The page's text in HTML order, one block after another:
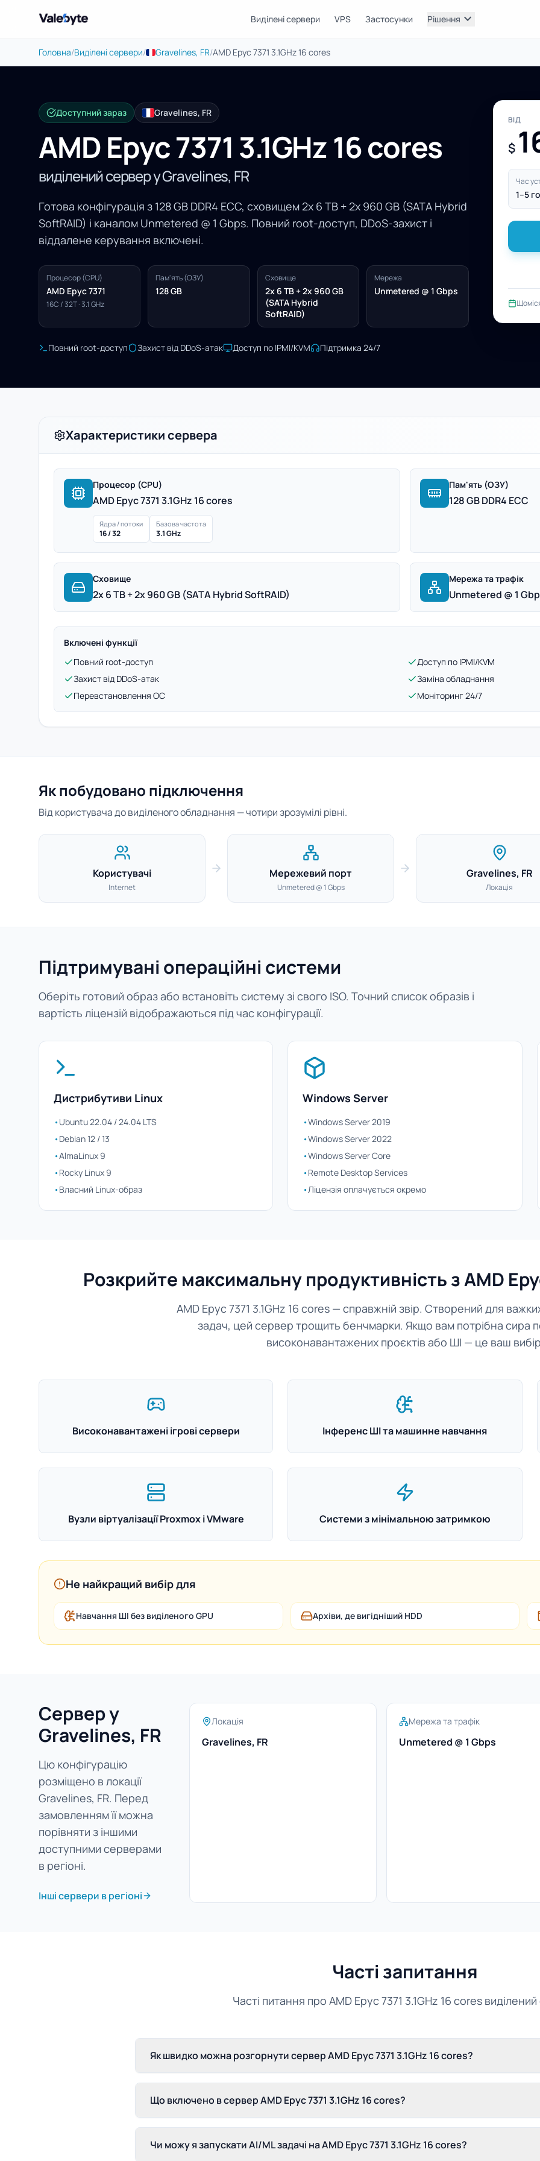
Valebyte Виділені сервери VPS Застосунки Рішення expand_more
Головна/Виділені сервери/ Gravelines, FR/AMD Epyc 7371 3.1GHz 16 cores
Доступний зараз Gravelines, FR
AMD Epyc 7371 3.1GHz 16 cores
виділений сервер у Gravelines, FR
Готова конфігурація з 128 GB DDR4 ECC, сховищем 2x 6 TB + 2x 960 GB (SATA Hybrid
SoftRAID) і каналом Unmetered @ 1 Gbps. Повний root-доступ, DDoS-захист і
віддалене керування включені.
Процесор (CPU)
AMD Epyc 7371
16C / 32T · 3.1 GHz
Пам'ять (ОЗУ)
128 GB
Сховище
2x 6 TB + 2x 960 GB
(SATA Hybrid
SoftRAID)
Мережа
Unmetered @ 1 Gbps
Повний root-доступ Захист від DDoS-атак Доступ по IPMI/KVM Підтримка 24/7
ВІД
$
Час
1–5
Характеристики сервера
Процесор (CPU)
AMD Epyc 7371 3.1GHz 16 cores
Ядра / потоки
16 / 32
Базова частота
3.1 GHz
Пам'ять (ОЗУ)
128 GB DDR4 ECC
Сховище
2x 6 TB + 2x 960 GB (SATA Hybrid SoftRAID)
Мережа та трафік
Unmetered @ 1
Включені функції
Повний root-доступ
Доступ по IPMI/KVM
Захист від DDoS-атак
Заміна обладнання
Перевстановлення ОС
Моніторинг 24/7
Як побудовано підключення
Від користувача до виділеного обладнання — чотири зрозумілі рівні.
Користувачі
Internet
Мережевий порт
Unmetered @ 1 Gbps
Gravelines, FR
Локація
Підтримувані операційні системи
Оберіть готовий образ або встановіть систему зі свого ISO. Точний список образів і
вартість ліцензій відображаються під час конфігурації.
Дистрибутиви Linux
•Ubuntu 22.04 / 24.04 LTS
•Debian 12 / 13
•AlmaLinux 9
•Rocky Linux 9
•Власний Linux-образ
Windows Server
•Windows Server 2019
•Windows Server 2022
•Windows Server Core
•Remote Desktop Services
•Ліцензія оплачується окремо
Розкрийте максимальну продуктивність з AMD
AMD Epyc 7371 3.1GHz 16 cores — справжній звір. Створений для
задач, цей сервер трощить бенчмарки. Якщо вам потрібна сира
високонавантажених проєктів або ШІ — це ваш
Високонавантажені ігрові сервери Інференс ШІ та машинне навчання
Вузли віртуалізації Proxmox і VMware Системи з мінімальною затримкою
Не найкращий вибір для
Навчання ШІ без виділеного GPU Архіви, де вигідніший HDD
Сервер у
Gravelines, FR
Цю конфігурацію
розміщено в локації
Gravelines, FR. Перед
замовленням її можна
порівняти з іншими
доступними серверами
в регіоні.
Інші сервери в регіоні
Локація
Gravelines, FR
Мережа та трафік
Unmetered @ 1 Gbps
Часті запитання
Часті питання про AMD Epyc 7371 3.1GHz 16 cores
Як швидко можна розгорнути сервер AMD Epyc 7371 3.1GHz 16 cores?
Що включено в сервер AMD Epyc 7371 3.1GHz 16 cores?
Чи можу я запускати AI/ML задачі на AMD Epyc 7371 3.1GHz 16 cores?